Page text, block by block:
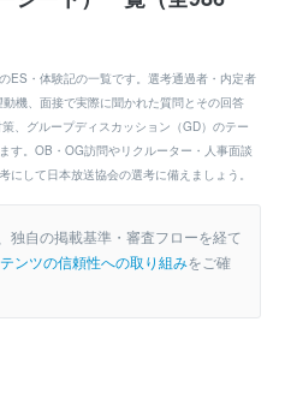
ES・体験記の一覧です。選考通過者・内定者
機、面接で実際に聞かれた質問とその回答
、グループディスカッション（GD）のテー
す。OB・OG訪問やリクルーター・人事面談
して日本放送協会の選考に備えましょう。
独自の掲載基準・審査フローを経て
ンツの信頼性への取り組みをご確